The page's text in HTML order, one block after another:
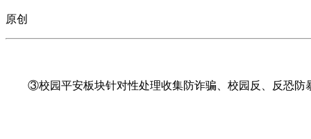
原创
③校园平安板块针对性处理收集防诈骗、校园反、反恐防暴